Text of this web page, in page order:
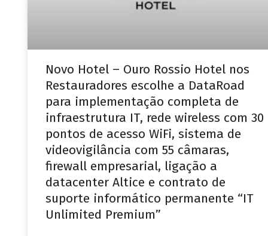
Novo Hotel – Ouro Rossio Hotel nos
Restauradores escolhe a DataRoad
para implementação completa de
infraestrutura IT, rede wireless com 30
pontos de acesso WiFi, sistema de
videovigilância com 55 câmaras,
firewall empresarial, ligação a
datacenter Altice e contrato de
suporte informático permanente “IT
Unlimited Premium”